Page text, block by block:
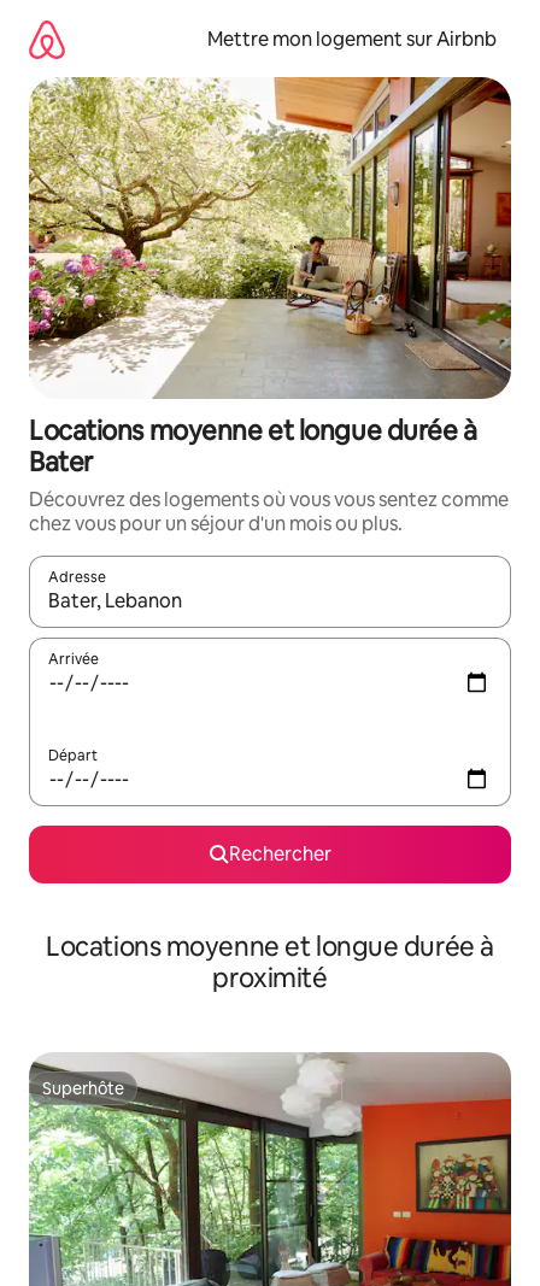
directement
contenu
Mettre mon logement sur Airbnb
Locations moyenne et longue durée à
Bater
Découvrez des logements où vous vous sentez comme
chez vous pour un séjour d'un mois ou plus.
Adresse
Lorsque les résultats s'affichent, utilisez les flèches vers le
Arrivée
Départ
Rechercher
Locations moyenne et longue durée à
proximité
Superhôte
Superhôte